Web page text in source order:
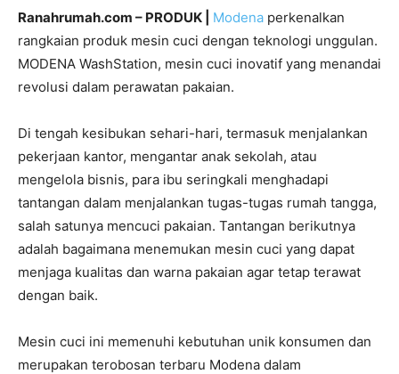
Ranahrumah.com – PRODUK | Modena perkenalkan
rangkaian produk mesin cuci dengan teknologi unggulan.
MODENA WashStation, mesin cuci inovatif yang menandai
revolusi dalam perawatan pakaian.
Di tengah kesibukan sehari-hari, termasuk menjalankan
pekerjaan kantor, mengantar anak sekolah, atau
mengelola bisnis, para ibu seringkali menghadapi
tantangan dalam menjalankan tugas-tugas rumah tangga,
salah satunya mencuci pakaian. Tantangan berikutnya
adalah bagaimana menemukan mesin cuci yang dapat
menjaga kualitas dan warna pakaian agar tetap terawat
dengan baik.
Mesin cuci ini memenuhi kebutuhan unik konsumen dan
merupakan terobosan terbaru Modena dalam